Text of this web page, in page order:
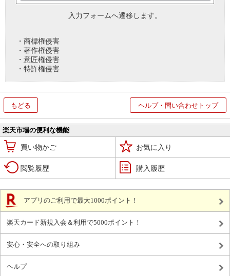
入力フォームへ遷移します。
・商標権侵害
・著作権侵害
・意匠権侵害
・特許権侵害
もどる ヘルプ・問い合わせトップ
楽天市場の便利な機能
買い物かご お気に入り
閲覧履歴 購入履歴
アプリのご利用で最大1000ポイント！
楽天カード新規入会＆利用で5000ポイント！
安心・安全への取り組み
ヘルプ